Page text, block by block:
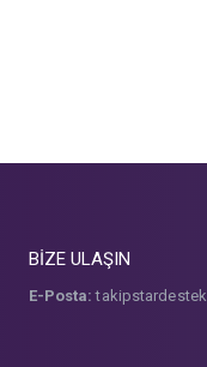
BİZE ULAŞIN
E-Posta: